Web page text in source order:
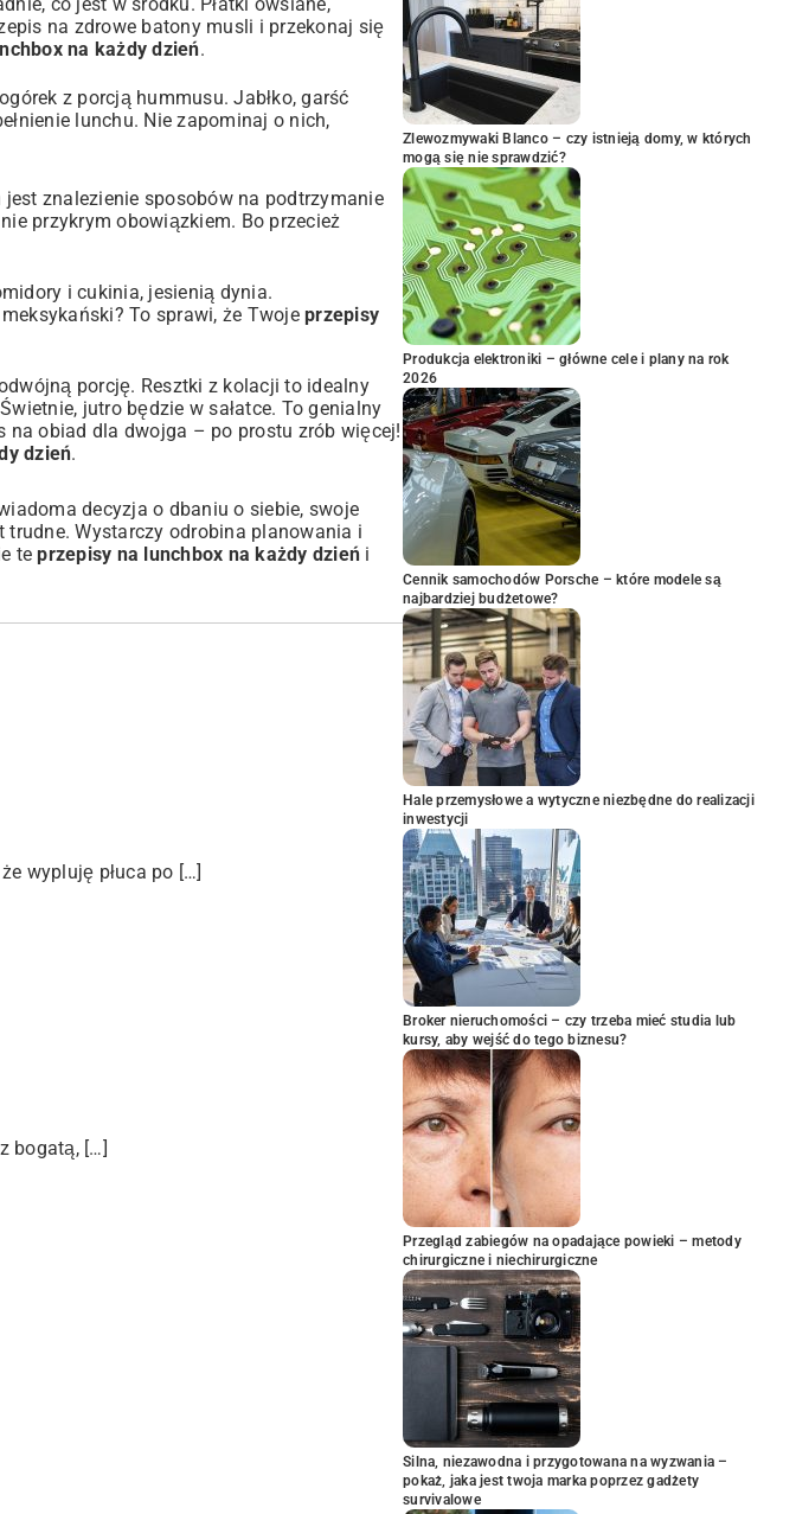
na zdrowe batony musli i przekonaj się
na każdy dzień.
z porcją hummusu. Jabłko, garść
lunchu. Nie zapominaj o nich,
znalezienie sposobów na podtrzymanie
przykrym obowiązkiem. Bo przecież
i cukinia, jesienią dynia.
To sprawi, że Twoje przepisy
porcję. Resztki z kolacji to idealny
jutro będzie w sałatce. To genialny
na obiad dla dwojga – po prostu zrób więcej!
dzień.
decyzja o dbaniu o siebie, swoje
trudne. Wystarczy odrobina planowania i
teprzepisy na lunchbox na każdy dzień i
wypluję płuca po […]
bogatą, […]
Zlewozmywaki Blanco – czy istnieją domy, w których
mogą się nie sprawdzić?
Produkcja elektroniki – główne cele i plany na rok
2026
Cennik samochodów Porsche – które modele są
najbardziej budżetowe?
Hale przemysłowe a wytyczne niezbędne do realizacji
inwestycji
Broker nieruchomości – czy trzeba mieć studia lub
kursy, aby wejść do tego biznesu?
Przegląd zabiegów na opadające powieki – metody
chirurgiczne i niechirurgiczne
Silna, niezawodna i przygotowana na wyzwania –
pokaż, jaka jest twoja marka poprzez gadżety
survivalowe